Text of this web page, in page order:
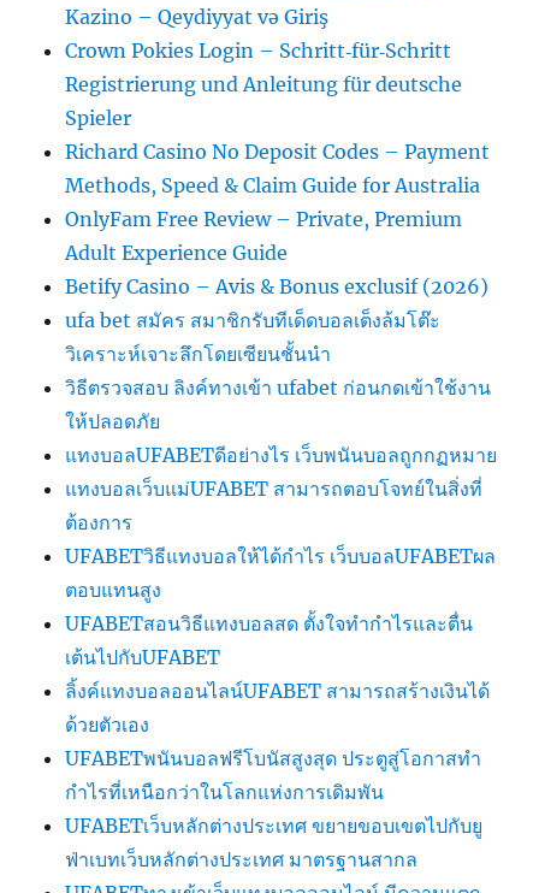
Kazino – Qeydiyyat və Giriş
Crown Pokies Login – Schritt‑für‑Schritt
Registrierung und Anleitung für deutsche
Spieler
Richard Casino No Deposit Codes – Payment
Methods, Speed & Claim Guide for Australia
OnlyFam Free Review – Private, Premium
Adult Experience Guide
Betify Casino – Avis & Bonus exclusif (2026)
ufa bet สมัคร สมาชิกรับทีเด็ดบอลเต็งล้มโต๊ะ
วิเคราะห์เจาะลึกโดยเซียนชั้นนำ
วิธีตรวจสอบ ลิงค์ทางเข้า ufabet ก่อนกดเข้าใช้งาน
ให้ปลอดภัย
แทงบอลUFABETดีอย่างไร เว็บพนันบอลถูกกฏหมาย
แทงบอลเว็บแม่UFABET สามารถตอบโจทย์ในสิ่งที่
ต้องการ
UFABETวิธีแทงบอลให้ได้กำไร เว็บบอลUFABETผล
ตอบแทนสูง
UFABETสอนวิธีแทงบอลสด ตั้งใจทำกำไรและตื่น
เต้นไปกับUFABET
ลิ้งค์แทงบอลออนไลน์UFABET สามารถสร้างเงินได้
ด้วยตัวเอง
UFABETพนันบอลฟรีโบนัสสูงสุด ประตูสู่โอกาสทำ
กำไรที่เหนือกว่าในโลกแห่งการเดิมพัน
UFABETเว็บหลักต่างประเทศ ขยายขอบเขตไปกับยู
ฟ่าเบทเว็บหลักต่างประเทศ มาตรฐานสากล